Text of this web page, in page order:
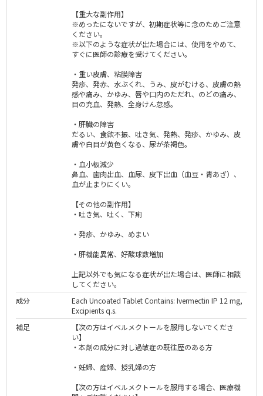
【重大な副作用】
※めったにないですが、初期症状等に念のためご注意
ください。
※以下のような症状が出た場合には、使用をやめて、
すぐに医師の診療を受けてください。
・重い皮膚、粘膜障害
発疹、発赤、水ぶくれ、うみ、皮がむける、皮膚の熱
感や痛み、かゆみ、唇や口内のただれ、のどの痛み、
目の充血、発熱、全身けん怠感。
・肝臓の障害
だるい、食欲不振、吐き気、発熱、発疹、かゆみ、皮
膚や白目が黄色くなる、尿が茶褐色。
・血小板減少
鼻血、歯肉出血、血尿、皮下出血（血豆・青あざ）、
血が止まりにくい。
【その他の副作用】
・吐き気、吐く、下痢
・発疹、かゆみ、めまい
・肝機能異常、好酸球数増加
上記以外でも気になる症状が出た場合は、医師に相談
してください。
成分
Each Uncoated Tablet Contains: Ivermectin IP 12 mg,
Excipients q.s.
補足
【次の方はイベルメクトールを服用しないでくださ
い】
・本剤の成分に対し過敏症の既往歴のある方
・妊婦、産婦、授乳婦の方
【次の方はイベルメクトールを服用する場合、医療機